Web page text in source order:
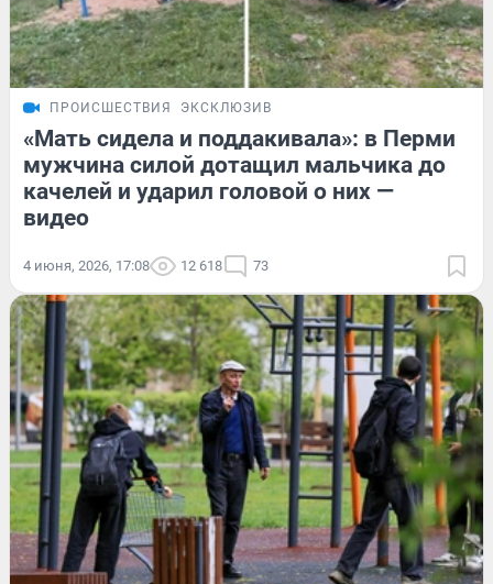
ПРОИСШЕСТВИЯ ЭКСКЛЮЗИВ
«Мать сидела и поддакивала»: в Перми
мужчина силой дотащил мальчика до
качелей и ударил головой о них —
видео
4 июня, 2026, 17:08 12 618 73